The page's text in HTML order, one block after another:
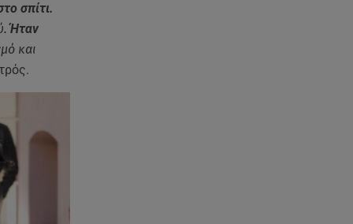
σπίτι.
Ήταν
και